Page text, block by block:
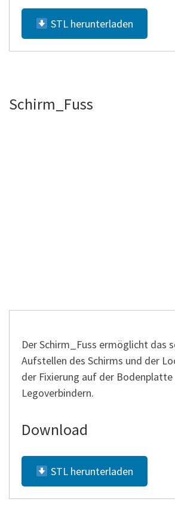
STL herunterladen
Schirm_Fuss
Der Schirm_Fuss ermöglicht das
Aufstellen des Schirms und der
der Fixierung auf der
Legoverbindern.
Download
STL herunterladen